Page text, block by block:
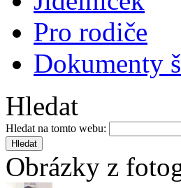
Pro rodiče
Dokumenty
Hledat
Hledat na tomto webu:
Obrázky z